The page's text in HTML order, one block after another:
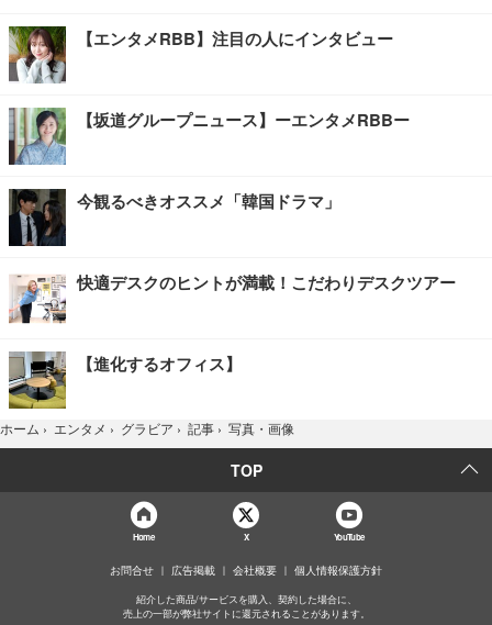
【エンタメRBB】注目の人にインタビュー
【坂道グループニュース】ーエンタメRBBー
今観るべきオススメ「韓国ドラマ」
快適デスクのヒントが満載！こだわりデスクツアー
【進化するオフィス】
ホーム › エンタメ › グラビア › 記事 › 写真・画像
TOP
Home X YouTube
お問合せ 広告掲載 会社概要 個人情報保護方針
紹介した商品/サービスを購入、契約した場合に、
売上の一部が弊社サイトに還元されることがあります。